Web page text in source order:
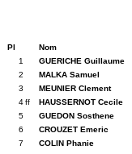
Pl Nom
1
GUERICHE Guillaume
2
MALKA Samuel
3
MEUNIER Clement
4ff HAUSSERNOT Cecile
5
GUEDON Sosthene
6
CROUZET Emeric
7
COLIN Phanie